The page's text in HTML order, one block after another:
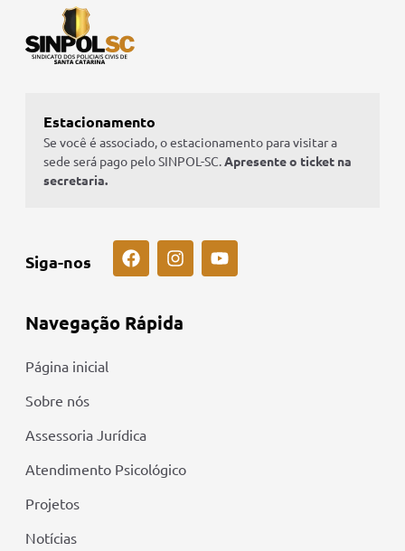
Estacionamento
Se você é associado, o estacionamento para visitar a
sede será pago pelo SINPOL-SC.Apresente o ticket na
secretaria.
Siga-nos
Navegação Rápida
Página inicial
Sobre nós
Assessoria Jurídica
Atendimento Psicológico
Projetos
Notícias